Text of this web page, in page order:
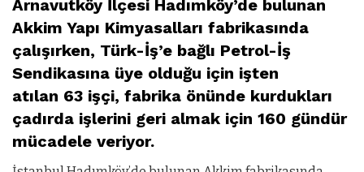
Arnavutköy İlçesi Hadımköy’de bulunan
Akkim Yapı Kimyasalları fabrikasında
çalışırken, Türk-İş’e bağlı Petrol-İş
Sendikasına üye olduğu için işten
atılan 63 işçi, fabrika önünde kurdukları
çadırda işlerini geri almak için 160 gündür
mücadele veriyor.